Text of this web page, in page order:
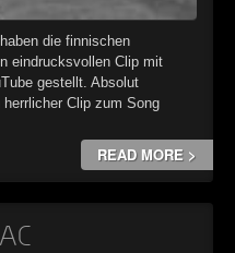
die finnischen
eindrucksvollen Clip mit
gestellt. Absolut
Clip zum Song
READ MORE >